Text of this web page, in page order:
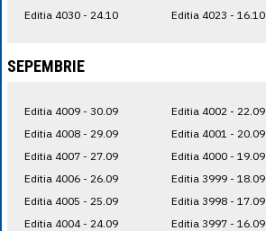
Editia 4030 - 24.10
Editia 4023 - 16.10
SEPEMBRIE
Editia 4009 - 30.09
Editia 4008 - 29.09
Editia 4007 - 27.09
Editia 4006 - 26.09
Editia 4005 - 25.09
Editia 4004 - 24.09
Editia 4002 - 22.09
Editia 4001 - 20.09
Editia 4000 - 19.09
Editia 3999 - 18.09
Editia 3998 - 17.09
Editia 3997 - 16.09